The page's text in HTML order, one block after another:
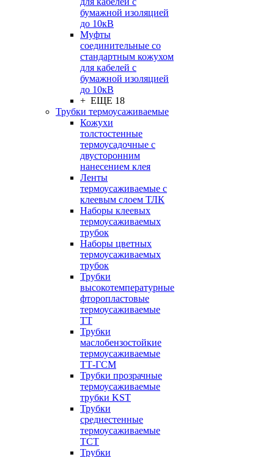
бумажной изоляцией
до 10кВ
Муфты
соединительные со
стандартным кожухом
для кабелей с
бумажной изоляцией
до 10кВ
+ ЕЩЕ 18
Трубки термоусаживаемые
Кожухи
толстостенные
термоусадочные с
двусторонним
нанесением клея
Ленты
термоусаживаемые с
клеевым слоем ТЛК
Наборы клеевых
термоусаживаемых
трубок
Наборы цветных
термоусаживаемых
трубок
Трубки
высокотемпературные
фторопластовые
термоусаживаемые
ТТ
Трубки
маслобензостойкие
термоусаживаемые
ТТ-ГСМ
Трубки прозрачные
термоусаживаемые
трубки KST
Трубки
среднестенные
термоусаживаемые
ТСТ
Трубки